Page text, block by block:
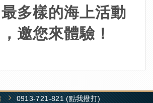
多樣的海上活動
邀您來體驗！
0913-721-821 (點我撥打)